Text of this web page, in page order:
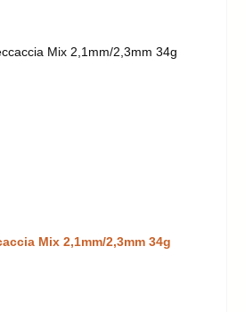
Mix 2,1mm/2,3mm 34g